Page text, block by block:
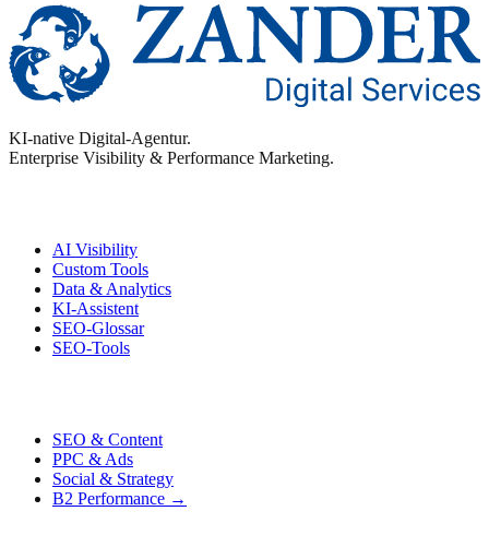
KI-native Digital-Agentur.
Enterprise Visibility & Performance Marketing.
AI Visibility
Custom Tools
Data & Analytics
KI-Assistent
SEO-Glossar
SEO-Tools
SEO & Content
PPC & Ads
Social & Strategy
B2 Performance →